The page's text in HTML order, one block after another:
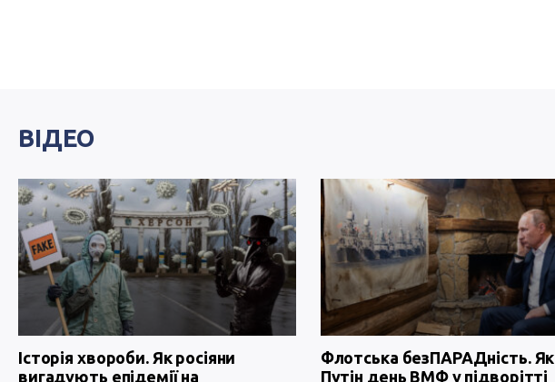
ВІДЕО
Історія хвороби. Як росіяни
вигадують епідемії на
Флотська безПАРАДність. Як
Путін день ВМФ у підворітті